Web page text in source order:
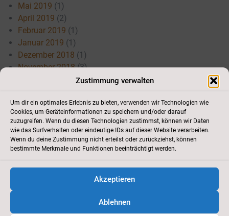
Zustimmung verwalten
Um dir ein optimales Erlebnis zu bieten, verwenden wir Technologien wie
Cookies, um Geräteinformationen zu speichern und/oder darauf
zuzugreifen. Wenn du diesen Technologien zustimmst, können wir Daten
wie das Surfverhalten oder eindeutige IDs auf dieser Website verarbeiten.
Wenn du deine Zustimmung nicht erteilst oder zurückziehst, können
bestimmte Merkmale und Funktionen beeinträchtigt werden.
Akzeptieren
Ablehnen
Mai 2019 (1)
April 2019 (2)
Februar 2019 (1)
Januar 2019 (1)
Dezember 2018 (1)
November 2018(3)
April 2018(3)
März 2018(1)
Januar 2018(1)
Cookie-Richtlinie
Tennisclub Schutterwald e.V.